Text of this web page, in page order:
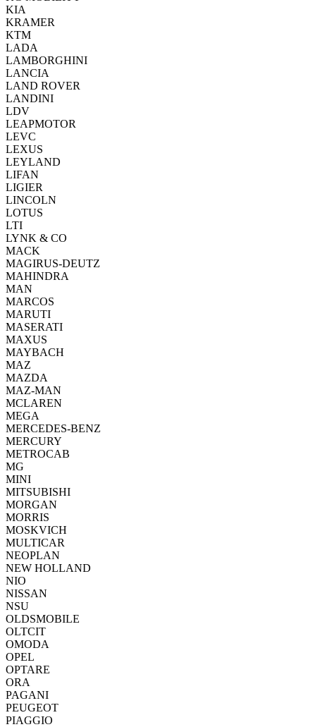
KIA
KRAMER
KTM
LADA
LAMBORGHINI
LANCIA
LAND ROVER
LANDINI
LDV
LEAPMOTOR
LEVC
LEXUS
LEYLAND
LIFAN
LIGIER
LINCOLN
LOTUS
LTI
LYNK & CO
MACK
MAGIRUS-DEUTZ
MAHINDRA
MAN
MARCOS
MARUTI
MASERATI
MAXUS
MAYBACH
MAZ
MAZDA
MAZ-MAN
MCLAREN
MEGA
MERCEDES-BENZ
MERCURY
METROCAB
MG
MINI
MITSUBISHI
MORGAN
MORRIS
MOSKVICH
MULTICAR
NEOPLAN
NEW HOLLAND
NIO
NISSAN
NSU
OLDSMOBILE
OLTCIT
OMODA
OPEL
OPTARE
ORA
PAGANI
PEUGEOT
PIAGGIO